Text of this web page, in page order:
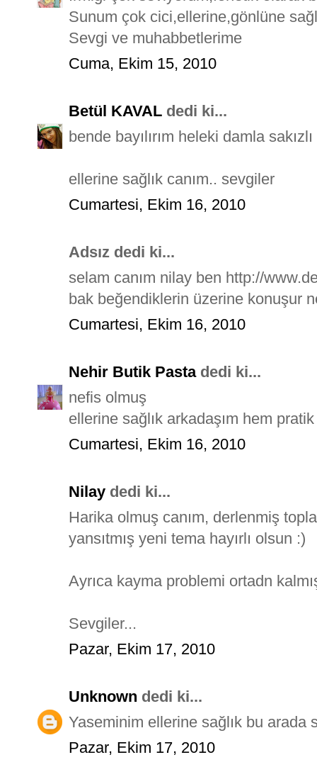
Sunum çok cici,ellerine,gönlüne
Sevgi ve muhabbetlerime
Cuma, Ekim 15, 2010
Betül KAVAL dedi ki...
bende bayılırım heleki damla
ellerine sağlık canım.. sevgiler
Cumartesi, Ekim 16, 2010
Adsız dedi ki...
selam canım nilay ben http://
bak beğendiklerin üzerine konuşur
Cumartesi, Ekim 16, 2010
Nehir Butik Pastadedi ki...
nefis olmuş
ellerine sağlık arkadaşım hem
Cumartesi, Ekim 16, 2010
Nilay dedi ki...
Harika olmuş canım, derlenmiş
yansıtmış yeni tema hayırlı olsun :)
Ayrıca kayma problemi ortadn
Sevgiler...
Pazar, Ekim 17, 2010
Unknown dedi ki...
Yaseminim ellerine sağlık bu arada
Pazar, Ekim 17, 2010